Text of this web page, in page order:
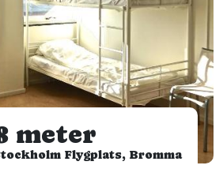
Bromma
meter
Flygplats, Bromma